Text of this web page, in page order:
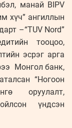
манай BIPV
хүч” ангиллын
–“TUV Nord”
тооцоо,
эсрэг арга
Монгол банк,
“Ногоон
оруулалт,
үндсэн